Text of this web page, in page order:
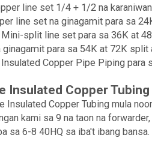
line set 1/4 + 1/2 na
line set na ginagamit para sa
split line set para sa 36K at
para sa 54K at 72K split
Copper Pipe Piping
Insulated Copper Tubing
Insulated Copper Tubing mula
kami sa 9 na taon na
sa 6-8 40HQ sa iba't ibang